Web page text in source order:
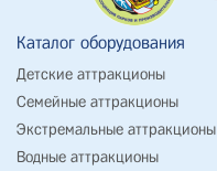
Каталог оборудования
Детские аттракционы
Семейные аттракционы
Экстремальные аттракционы
Водные аттракционы